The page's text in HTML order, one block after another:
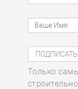
Только